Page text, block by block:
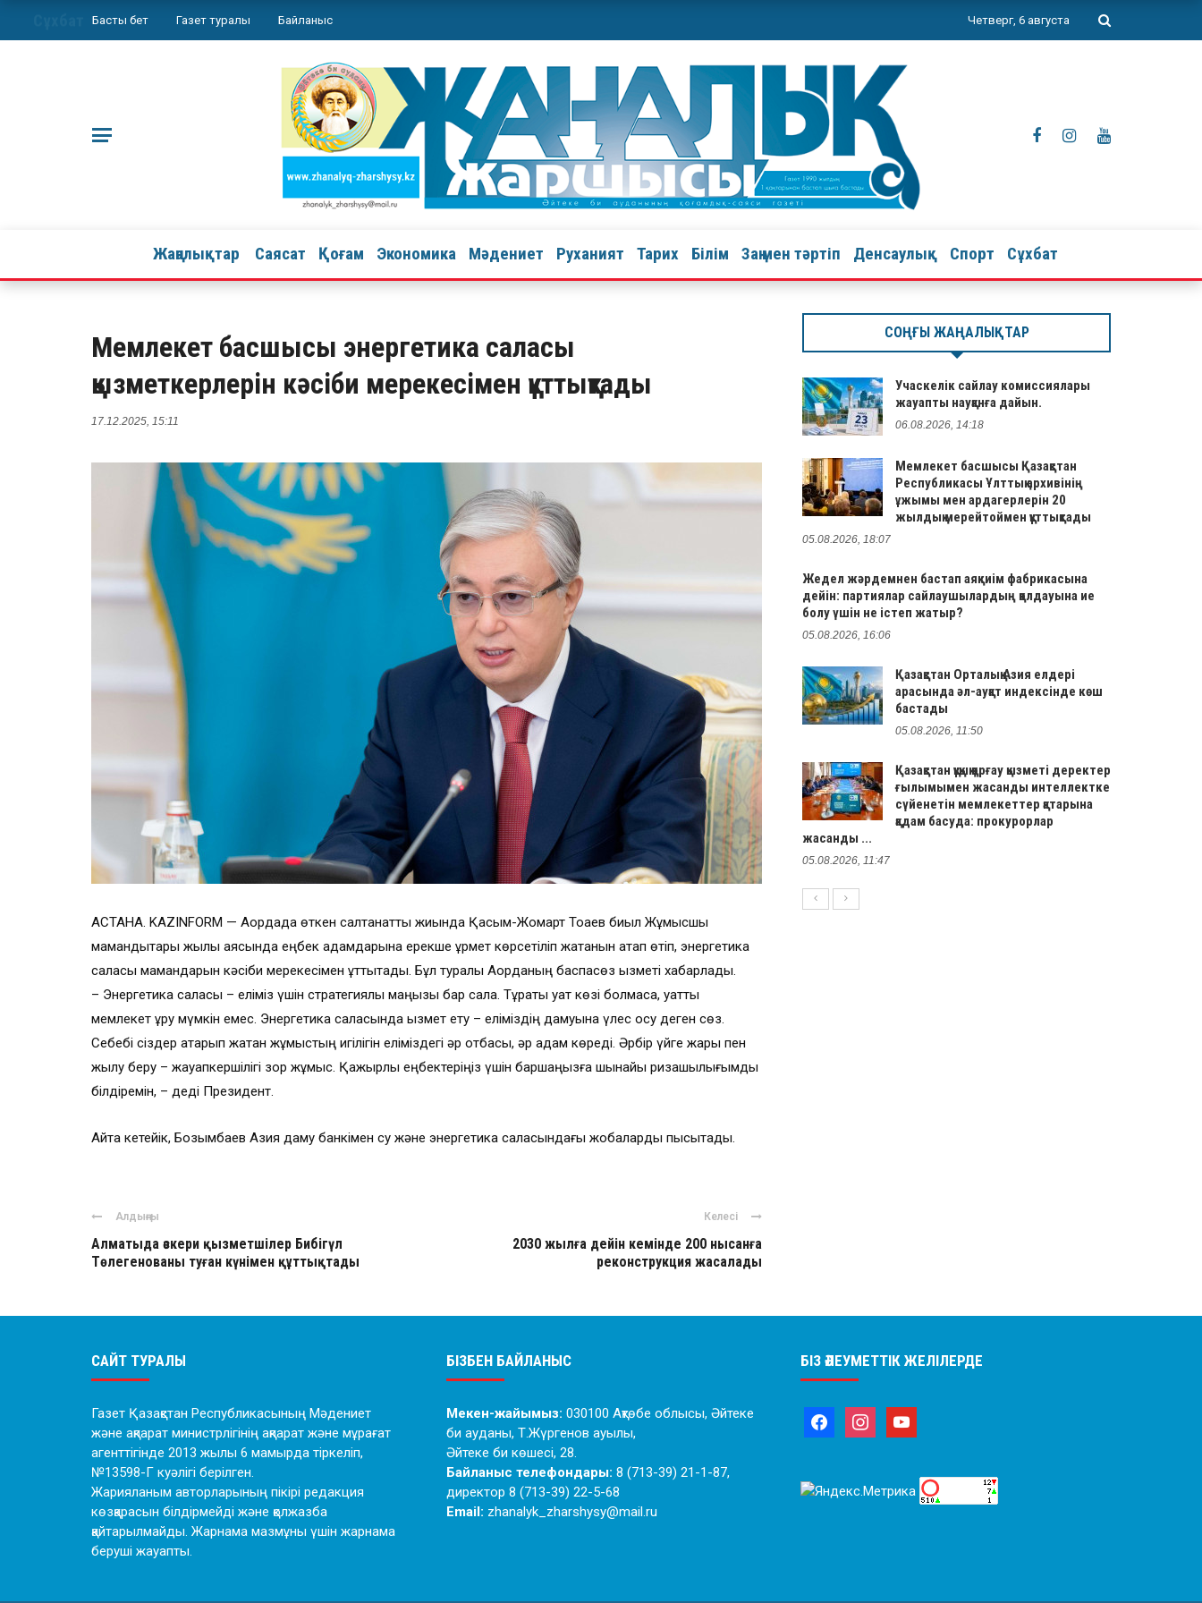
Басты бет Газет туралы Байланыс Четверг, 6 августа
Жаңалықтар Саясат Қоғам Экономика Мәдениет Руханият Тарих Білім Заң мен тәртіп Денсаулық Спорт Сұхбат
Мемлекет басшысы энергетика саласы
қызметкерлерін кәсіби мерекесімен құттықтады
17.12.2025, 15:11
АСТАНА. KAZINFORM — Ақордада өткен салтанатты жиында Қасым-Жомарт Тоқаев биыл Жұмысшы
мамандықтары жылы аясында еңбек адамдарына ерекше құрмет көрсетіліп жатқанын атап өтіп, энергетика
саласы мамандарын кәсіби мерекесімен құттықтады. Бұл туралы Ақорданың баспасөз қызметі хабарлады.
– Энергетика саласы – еліміз үшін стратегиялық маңызы бар сала. Тұрақты қуат көзі болмаса, қуатты
мемлекет құру мүмкін емес. Энергетика саласында қызмет ету – еліміздің дамуына үлес қосу деген сөз.
Себебі сіздер атқарып жатқан жұмыстың игілігін еліміздегі әр отбасы, әр адам көреді. Әрбір үйге жарық пен
жылу беру – жауапкершілігі зор жұмыс. Қажырлы еңбектеріңіз үшін баршаңызға шынайы ризашылығымды
білдіремін, – деді Президент.
Айта кетейік, Бозымбаев Азия даму банкімен су және энергетика саласындағы жобаларды пысықтады.
Алдыңғы
Алматыда әскери қызметшілер Бибігүл
Төлегенованы туған күнімен құттықтады
Келесі
2030 жылға дейін кемінде 200 нысанға
реконструкция жасалады
СОҢҒЫ ЖАҢАЛЫҚТАР
Учаскелік сайлау комиссиялары
жауапты науқанға дайын.
06.08.2026, 14:18
Мемлекет басшысы Қазақстан
Республикасы Ұлттық архивінің
ұжымы мен ардагерлерін 20
жылдық мерейтоймен құттықтады
05.08.2026, 18:07
Жедел жәрдемнен бастап аяқкиім фабрикасына
дейін: партиялар сайлаушылардың қолдауына ие
болу үшін не істеп жатыр?
05.08.2026, 16:06
Қазақстан Орталық Азия елдері
арасында әл-ауқат индексінде көш
бастады
05.08.2026, 11:50
Қазақстан құқық қорғау қызметі деректер
ғылымымен жасанды интеллектке
сүйенетін мемлекеттер қатарына
қадам басуда: прокурорлар
жасанды ...
05.08.2026, 11:47
САЙТ ТУРАЛЫ
Газет Қазақстан Республикасының Мәдениет
және ақпарат министрлігінің ақпарат және мұрағат
агенттігінде 2013 жылы 6 мамырда тіркеліп,
№13598-Г куәлігі берілген.
Жарияланым авторларының пікірі редакция
көзқарасын білдірмейді және қолжазба
қайтарылмайды. Жарнама мазмұны үшін жарнама
беруші жауапты.
БІЗБЕН БАЙЛАНЫС
Мекен-жайымыз: 030100 Ақтөбе облысы, Әйтеке
би ауданы, Т.Жүргенов ауылы,
Әйтеке би көшесі, 28.
Байланыс телефондары: 8 (713-39) 21-1-87,
директор 8 (713-39) 22-5-68
Email: zhanalyk_zharshysy@mail.ru
БІЗ ӘЛЕУМЕТТІК ЖЕЛІЛЕРДЕ